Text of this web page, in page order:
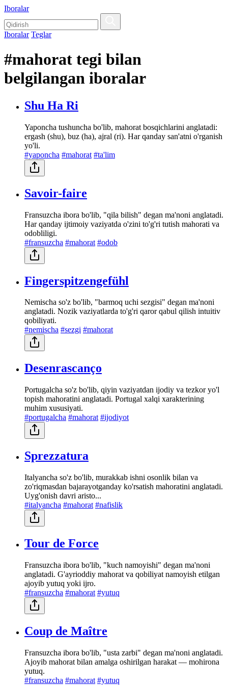
Iboralar
Iboralar Teglar
#mahorat tegi bilan
belgilangan iboralar
Shu Ha Ri
Yaponcha tushuncha bo'lib, mahorat bosqichlarini anglatadi:
ergash (shu), buz (ha), ajral (ri). Har qanday san'atni o'rganish
yo'li.
#yaponcha #mahorat #ta'lim
Savoir-faire
Fransuzcha ibora bo'lib, "qila bilish" degan ma'noni anglatadi.
Har qanday ijtimoiy vaziyatda o'zini to'g'ri tutish mahorati va
odobliligi.
#fransuzcha #mahorat #odob
Fingerspitzengefühl
Nemischa so'z bo'lib, "barmoq uchi sezgisi" degan ma'noni
anglatadi. Nozik vaziyatlarda to'g'ri qaror qabul qilish intuitiv
qobiliyati.
#nemischa #sezgi #mahorat
Desenrascanço
Portugalcha so'z bo'lib, qiyin vaziyatdan ijodiy va tezkor yo'l
topish mahoratini anglatadi. Portugal xalqi xarakterining
muhim xususiyati.
#portugalcha #mahorat #ijodiyot
Sprezzatura
Italyancha so'z bo'lib, murakkab ishni osonlik bilan va
zo'riqmasdan bajarayotganday ko'rsatish mahoratini anglatadi.
Uyg'onish davri aristo...
#italyancha #mahorat #nafislik
Tour de Force
Fransuzcha ibora bo'lib, "kuch namoyishi" degan ma'noni
anglatadi. G'ayrioddiy mahorat va qobiliyat namoyish etilgan
ajoyib yutuq yoki ijro.
#fransuzcha #mahorat #yutuq
Coup de Maître
Fransuzcha ibora bo'lib, "usta zarbi" degan ma'noni anglatadi.
Ajoyib mahorat bilan amalga oshirilgan harakat — mohirona
yutuq.
#fransuzcha #mahorat #yutuq